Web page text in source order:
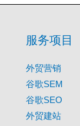
服务项目
外贸营销
谷歌SEM
谷歌SEO
外贸建站